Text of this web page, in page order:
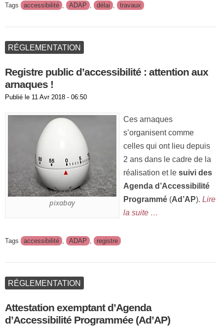
Tags accessibilité , ADAP , délai , travaux
RÉGLEMENTATION
Registre public d’accessibilité : attention aux
arnaques !
Publié le 11 Avr 2018 - 06:50
pixabay
Ces arnaques
s’organisent comme
celles qui ont lieu depuis
2 ans dans le cadre de la
réalisation et le suivi des
Agenda d’Accessibilité
Programmé (Ad’AP). Lire
la suite …
Tags accessibilité , ADAP , registre
RÉGLEMENTATION
Attestation exemptant d’Agenda
d’Accessibilité Programmée (Ad’AP)